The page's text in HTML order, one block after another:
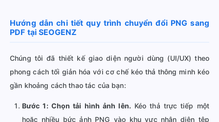
Hướng dẫn chi tiết quy trình chuyển đổi PNG sang
PDF tại SEOGENZ
Chúng tôi đã thiết kế giao diện người dùng (UI/UX) theo
phong cách tối giản hóa với cơ chế kéo thả thông minh kéo
gần khoảng cách thao tác của bạn:
Bước 1: Chọn tải hình ảnh lên. Kéo thả trực tiếp một
hoặc nhiều bức ảnh PNG vào khu vực nhận diện tệp